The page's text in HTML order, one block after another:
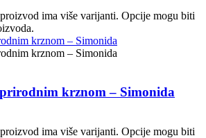
ima više varijanti. Opcije mogu biti
krznom – Simonida
ima više varijanti. Opcije mogu biti